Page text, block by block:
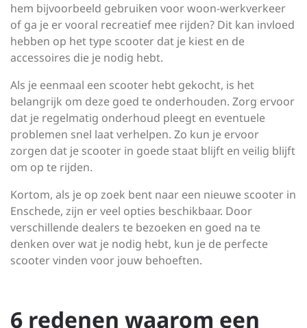
hem bijvoorbeeld gebruiken voor woon-werkverkeer
of ga je er vooral recreatief mee rijden? Dit kan invloed
hebben op het type scooter dat je kiest en de
accessoires die je nodig hebt.
Als je eenmaal een scooter hebt gekocht, is het
belangrijk om deze goed te onderhouden. Zorg ervoor
dat je regelmatig onderhoud pleegt en eventuele
problemen snel laat verhelpen. Zo kun je ervoor
zorgen dat je scooter in goede staat blijft en veilig blijft
om op te rijden.
Kortom, als je op zoek bent naar een nieuwe scooter in
Enschede, zijn er veel opties beschikbaar. Door
verschillende dealers te bezoeken en goed na te
denken over wat je nodig hebt, kun je de perfecte
scooter vinden voor jouw behoeften.
6 redenen waarom een